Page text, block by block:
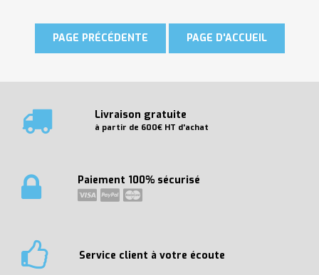
Livraison gratuite
à partir de 600€ HT d'achat
Paiement 100% sécurisé
Service client à votre écoute